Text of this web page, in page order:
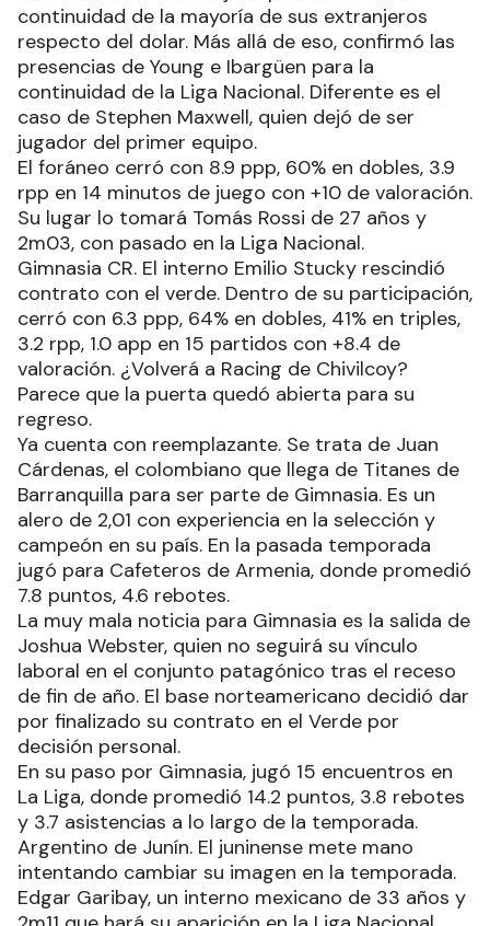
continuidad de la mayoría de sus extranjeros
respecto del dolar. Más allá de eso, confirmó las
presencias de Young e Ibargüen para la
continuidad de la Liga Nacional. Diferente es el
caso de Stephen Maxwell, quien dejó de ser
jugador del primer equipo.
El foráneo cerró con 8.9 ppp, 60% en dobles, 3.9
rpp en 14 minutos de juego con +10 de valoración.
Su lugar lo tomará Tomás Rossi de 27 años y
2m03, con pasado en la Liga Nacional.
Gimnasia CR. El interno Emilio Stucky rescindió
contrato con el verde. Dentro de su participación,
cerró con 6.3 ppp, 64% en dobles, 41% en triples,
3.2 rpp, 1.0 app en 15 partidos con +8.4 de
valoración. ¿Volverá a Racing de Chivilcoy?
Parece que la puerta quedó abierta para su
regreso.
Ya cuenta con reemplazante. Se trata de Juan
Cárdenas, el colombiano que llega de Titanes de
Barranquilla para ser parte de Gimnasia. Es un
alero de 2,01 con experiencia en la selección y
campeón en su país. En la pasada temporada
jugó para Cafeteros de Armenia, donde promedió
7.8 puntos, 4.6 rebotes.
La muy mala noticia para Gimnasia es la salida de
Joshua Webster, quien no seguirá su vínculo
laboral en el conjunto patagónico tras el receso
de fin de año. El base norteamericano decidió dar
por finalizado su contrato en el Verde por
decisión personal.
En su paso por Gimnasia, jugó 15 encuentros en
La Liga, donde promedió 14.2 puntos, 3.8 rebotes
y 3.7 asistencias a lo largo de la temporada.
Argentino de Junín. El juninense mete mano
intentando cambiar su imagen en la temporada.
Edgar Garibay, un interno mexicano de 33 años y